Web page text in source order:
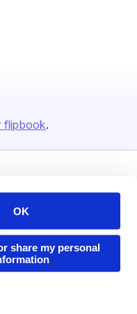
OK
share my personal
flipbook.
Directory
Code